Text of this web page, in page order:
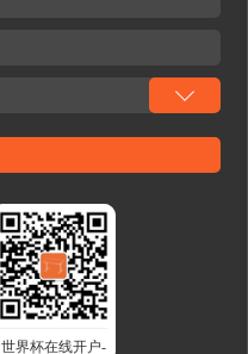
世界杯在线开户-